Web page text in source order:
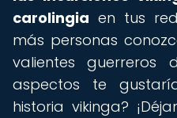
carolingia en tus
más personas
valientes guerreros
aspectos te
historia vikinga?